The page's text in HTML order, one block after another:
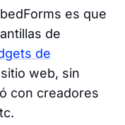
es que
de
de
web, sin
con creadores